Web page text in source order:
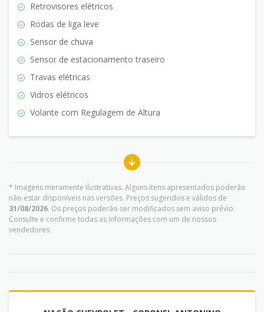
Retrovisores elétricos
Rodas de liga leve
Sensor de chuva
Sensor de estacionamento traseiro
Travas elétricas
Vidros elétricos
Volante com Regulagem de Altura
* Imagens meramente ilustrativas. Alguns itens apresentados poderão
não estar disponíveis nas versões. Preços sugeridos e válidos de
31/08/2026. Os preços poderão ser modificados sem aviso prévio.
Consulte e confirme todas as informações com um de nossos
vendedores.